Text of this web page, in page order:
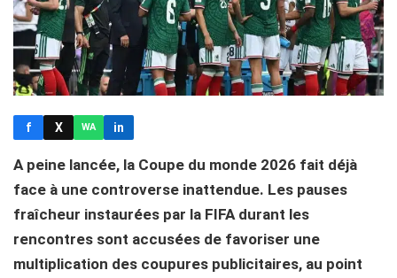
f X WA in
A peine lancée, la Coupe du monde 2026 fait déjà
face à une controverse inattendue. Les pauses
fraîcheur instaurées par la FIFA durant les
rencontres sont accusées de favoriser une
multiplication des coupures publicitaires, au point